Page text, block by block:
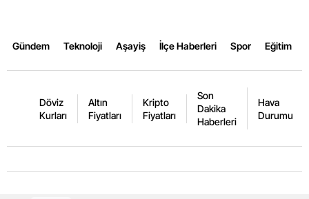
Gündem Teknoloji Aşayiş İlçe Haberleri Spor Eğitim
Döviz
Kurları
Altın
Fiyatları
Kripto
Fiyatları
Son
Dakika
Haberleri
Hava
Durumu